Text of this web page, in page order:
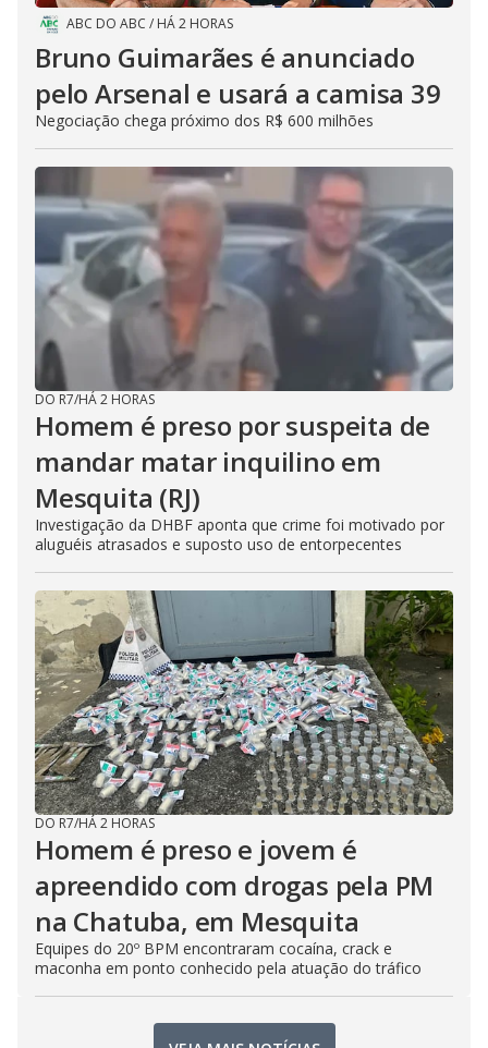
ABC DO ABC / HÁ 2 HORAS
Bruno Guimarães é anunciado
pelo Arsenal e usará a camisa 39
Negociação chega próximo dos R$ 600 milhões
DO R7/HÁ 2 HORAS
Homem é preso por suspeita de
mandar matar inquilino em
Mesquita (RJ)
Investigação da DHBF aponta que crime foi motivado por
aluguéis atrasados e suposto uso de entorpecentes
DO R7/HÁ 2 HORAS
Homem é preso e jovem é
apreendido com drogas pela PM
na Chatuba, em Mesquita
Equipes do 20º BPM encontraram cocaína, crack e
maconha em ponto conhecido pela atuação do tráfico